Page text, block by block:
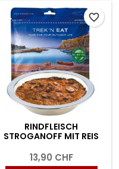
RINDFLEISCH
STROGANOFF MIT REIS
13,90 CHF
favorite_border